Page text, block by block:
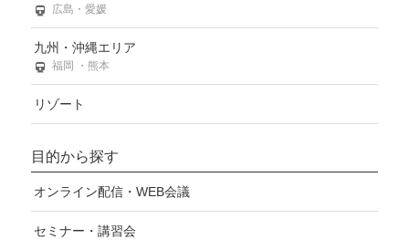
広島・愛媛
九州・沖縄エリア
福岡 ・熊本
リゾート
目的から探す
オンライン配信・WEB会議
セミナー・講習会